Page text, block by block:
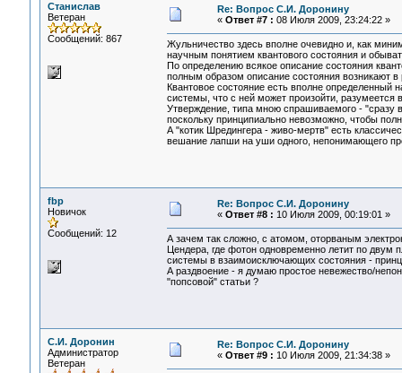
Станислав
Ветеран
Сообщений: 867
Re: Вопрос С.И. Доронину
« Ответ #7 : 08 Июля 2009, 23:24:22 »
Жульничество здесь вполне очевидно и, как
научным понятием квантового состояния и
По определению всякое описание состояния
полным образом описание состояния
Квантовое состояние есть вполне
системы, что с ней может произойти,
Утверждение, типа мною спрашиваемого - "сразу
поскольку принципиально невозможно, чтобы
А "котик Шредингера - живо-мертв" есть
вешание лапши на уши одного, непонимающего
fbp
Новичок
Сообщений: 12
Re: Вопрос С.И. Доронину
« Ответ #8 : 10 Июля 2009, 00:19:01 »
А зачем так сложно, с атомом, оторваным
Цендера, где фотон одновременно летит по
системы в взаимоисключающих состояния -
А раздвоение - я думаю простое невежество/
"попсовой" статьи ?
С.И. Доронин
Администратор
Ветеран
Re: Вопрос С.И. Доронину
« Ответ #9 : 10 Июля 2009, 21:34:38 »